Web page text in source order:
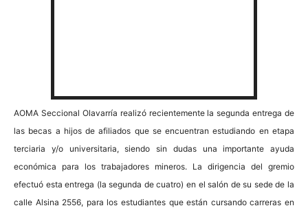
AOMA Seccional Olavarría realizó recientemente la segunda entrega de
las becas a hijos de afiliados que se encuentran estudiando en etapa
terciaria y/o universitaria, siendo sin dudas una importante ayuda
económica para los trabajadores mineros. La dirigencia del gremio
efectuó esta entrega (la segunda de cuatro) en el salón de su sede de la
calle Alsina 2556, para los estudiantes que están cursando carreras en